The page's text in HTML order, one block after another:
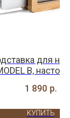
для
B,
1 890 р.
КУПИТЬ